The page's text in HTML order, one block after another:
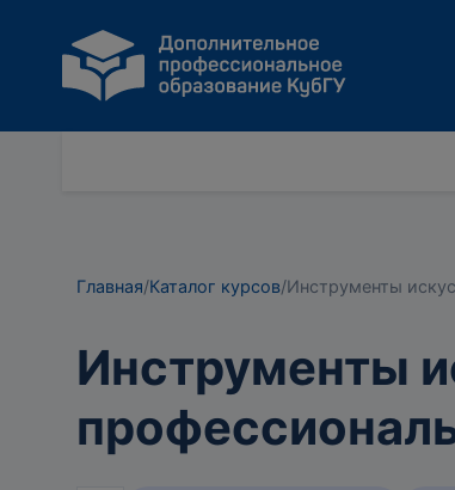
Главная/Каталог курсов/Инструменты
Инструменты